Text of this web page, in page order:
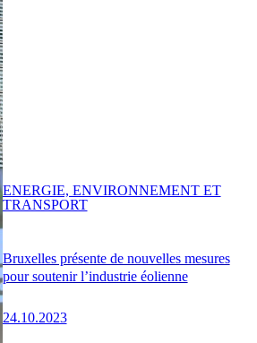
Bruxelles présente de nouvelles mesures
pour soutenir l’industrie éolienne
24.10.2023
ENERGIE, ENVIRONNEMENT ET
TRANSPORT